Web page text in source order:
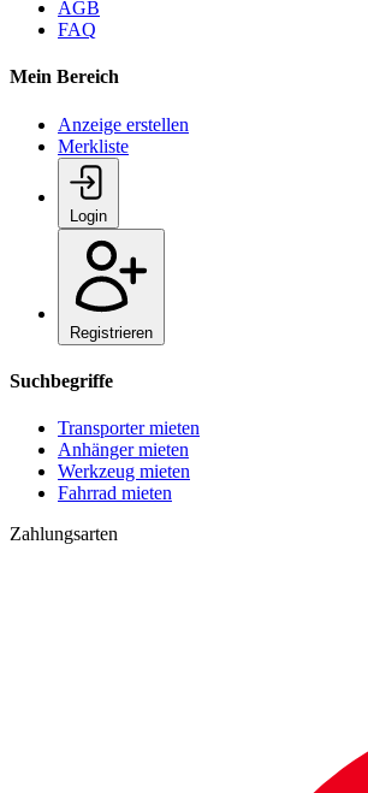
AGB
FAQ
Mein Bereich
Anzeige erstellen
Merkliste
Login
Registrieren
Suchbegriffe
Transporter mieten
Anhänger mieten
Werkzeug mieten
Fahrrad mieten
Zahlungsarten